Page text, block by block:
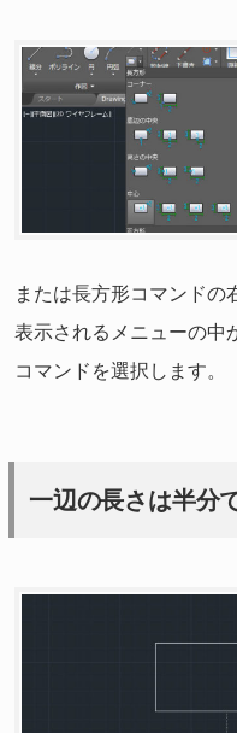
または長方形コマンド
表示されるメニューの中
コマンドを選択します。
一辺の長さは半分